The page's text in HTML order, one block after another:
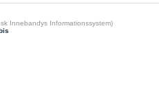
Innebandys Informationssystem)